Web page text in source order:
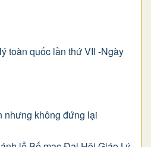
toàn quốc lần thứ VII -Ngày
nhưng không đứng lại